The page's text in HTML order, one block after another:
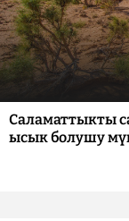
Саламаттыкты
ысык болушу